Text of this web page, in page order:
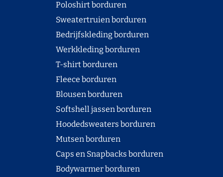
Poloshirt borduren
Sweatertruien borduren
Bedrijfskleding borduren
Werkkleding borduren
T-shirt borduren
Fleece borduren
Blousen borduren
Softshell jassen borduren
Hoodedsweaters borduren
Mutsen borduren
Caps en Snapbacks borduren
Bodywarmer borduren